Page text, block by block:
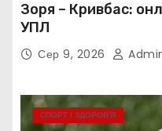
Зоря – Кривбас:
УПЛ
Сер 9, 2026
СПОРТ І ЗДОРОВ’Я